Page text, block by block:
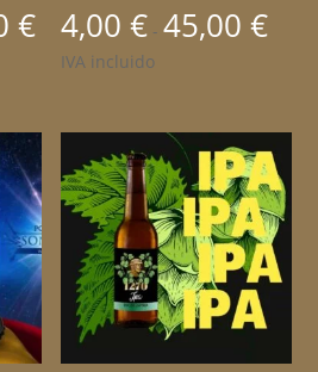
€Rango
hasta
45,60 €
4,00€ - 45,00€Rango
4,00 €
hasta
45,00
IVA incluido